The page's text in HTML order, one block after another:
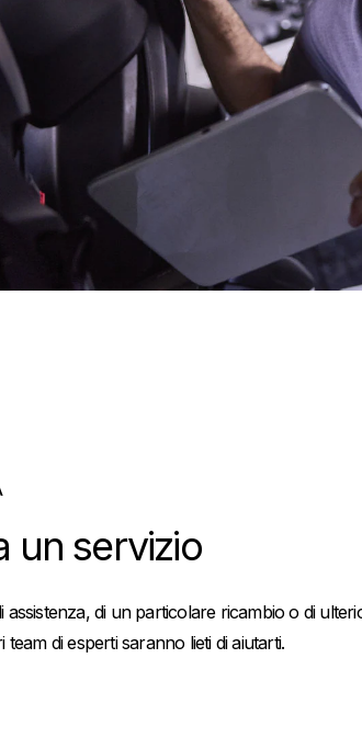
un servizio
assistenza, di un particolare ricambio o di
di esperti saranno lieti di aiutarti.